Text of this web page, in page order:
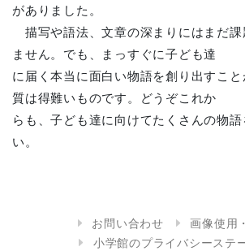
がありました。
描写や語法、文章の深まりにはまだ
ません。でも、まっすぐに子ども達
に届く本当に面白い物語を創り出すこ
質は得難いものです。どうぞこれか
らも、子ども達に向けてたくさんの物
い。
お問い合わせ
画像使用
小学館のプライバシーステ